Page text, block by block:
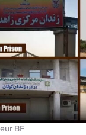
BF